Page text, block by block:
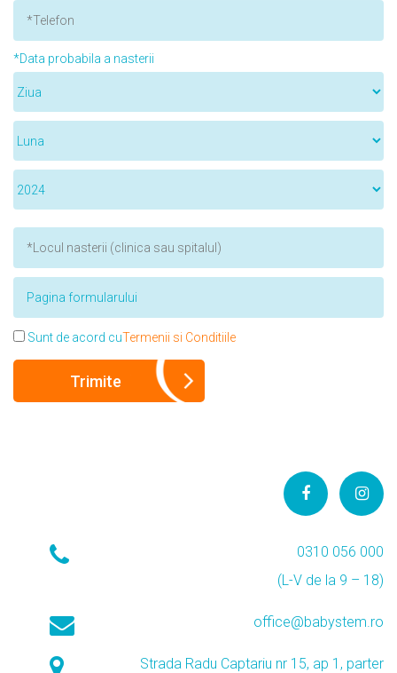
*Data probabila a nasterii
Sunt de acord cuTermenii si Conditiile
0310 056 000
(L-V de la 9 – 18)
office@babystem.ro
Strada Radu Captariu nr 15, ap 1, parter